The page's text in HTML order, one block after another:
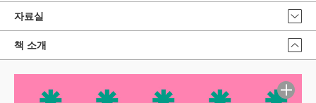
자료실
책 소개